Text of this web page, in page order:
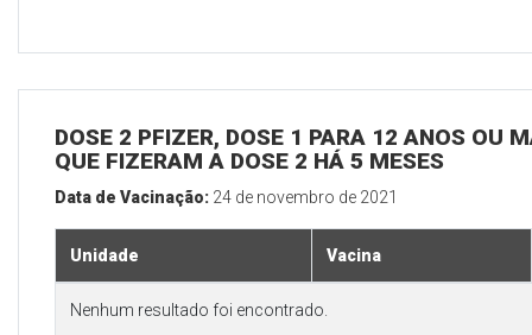
DOSE 2 PFIZER, DOSE 1 PARA 12 ANOS OU
QUE FIZERAM A DOSE 2 HÁ 5 MESES
Data de Vacinação: 24 de novembro de 2021
Unidade Vacina
Nenhum resultado foi encontrado.